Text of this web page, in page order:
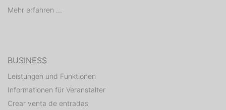
Mehr erfahren ...
BUSINESS
Leistungen und Funktionen
Informationen für Veranstalter
Crear venta de entradas